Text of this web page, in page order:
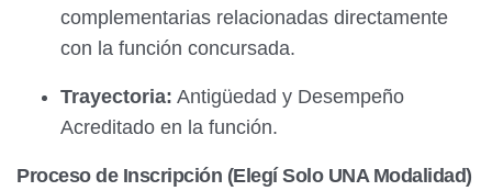
complementarias relacionadas directamente
con la función concursada.
Trayectoria: Antigüedad y Desempeño
Acreditado en la función.
Proceso de Inscripción (Elegí Solo UNA Modalidad)